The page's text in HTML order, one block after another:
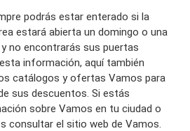
podrás estar enterado si la
estará abierta un domingo o una
no encontrarás sus puertas
información, aquí también
catálogos y ofertas Vamos para
sus descuentos. Si estás
sobre Vamos en tu ciudad o
consultar el sitio web de Vamos.